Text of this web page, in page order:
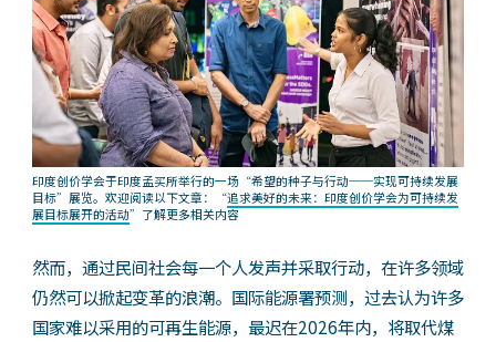
印度创价学会于印度孟买所举行的一场“希望的种子与行动──实现可持续发展
目标”展览。欢迎阅读以下文章：“追求美好的未来：印度创价学会为可持续发
展目标展开的活动”了解更多相关内容
然而，通过民间社会每一个人发声并采取行动，在许多领域
仍然可以掀起变革的浪潮。国际能源署预测，过去认为许多
国家难以采用的可再生能源，最迟在2026年内，将取代煤